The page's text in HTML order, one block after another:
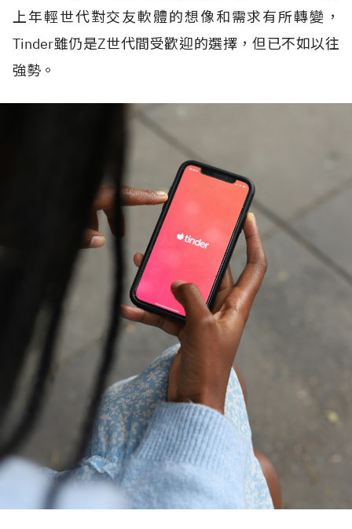
上年輕世代對交友軟體的想像和需求有所轉變，
Tinder雖仍是Z世代間受歡迎的選擇，但已不如以往
強勢。